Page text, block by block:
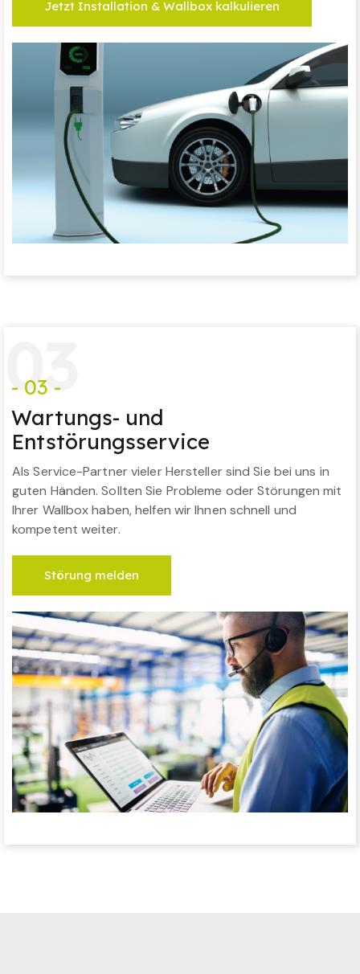
Jetzt Installation & Wallbox kalkulieren
03
- 03 -
Wartungs- und
Entstörungsservice
Als Service-Partner vieler Hersteller sind Sie bei uns in
guten Händen. Sollten Sie Probleme oder Störungen mit
Ihrer Wallbox haben, helfen wir Ihnen schnell und
kompetent weiter.
Störung melden